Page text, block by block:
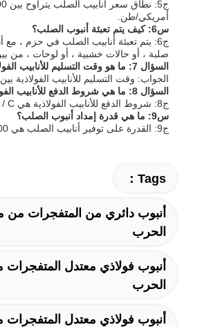
أمريكي/طن.
س6: كيف يتم تعبئة أنبوب الصلب؟
ج6: يتم تعبئة أنابيب الصلب في حزم ، مع
صلبة ، أو حالات خشبية ، أو لوحات ، من
السؤال 7: ما هو وقت التسليم للأنابيب الفولاذية؟
الجواب: وقت التسليم للأنابيب الفولاذية بين 15-25 يوما.
السؤال 8: ما هي شروط الدفع للأنابيب الفولاذية؟
ج8: شروط الدفع للأنابيب الفولاذية هي L / C و T / T.
س9: ما هي قدرة إمداد أنبوب الصلب؟
ج9: القدرة على توفير أنابيب الصلب هي 10000 طن / سنة.
Tags：
أنبوب دائري من المتفجرات من
الحرب
أنبوب فولاذي معتدل
الحرب
أنبوب فولاذي معتدل